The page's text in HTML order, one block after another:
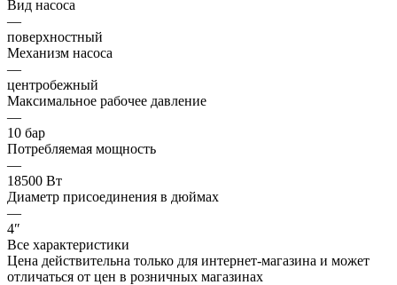
Вид насоса
—
поверхностный
Механизм насоса
—
центробежный
Максимальное рабочее давление
—
10 бар
Потребляемая мощность
—
18500 Вт
Диаметр присоединения в дюймах
—
4″
Все характеристики
Цена действительна только для интернет-магазина и может
отличаться от цен в розничных магазинах